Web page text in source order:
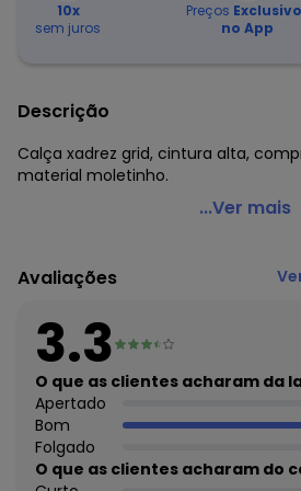
10x
sem juros
Preços
no App
Descrição
Calça xadrez grid, cintura alta,
material moletinho.
Bimini - Calça Xadrez Grid em
Cintura: Alta
Comprimento: Cropped long
Estação: Ano Inteiro
Situação de Uso: Casual
Composição Material: 100% Algodão
Histórico de preços
O preço apresentado abaixo é o
algum dia do mês, para o menor
...Ver mais
Avaliações
3.3
O que as clientes acharam da
Apertado
Bom
Folgado
O que as clientes acharam do